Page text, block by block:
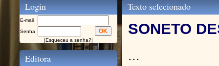
Login
E-mail
Senha
|Esqueceu a senha?|
Editora
Texto selecionado
SONETO
...